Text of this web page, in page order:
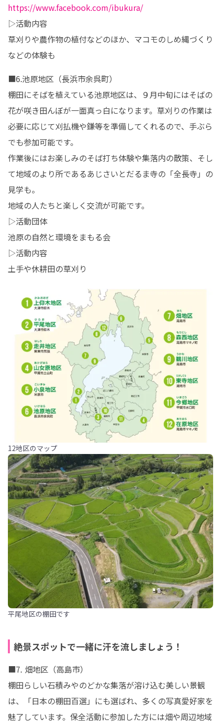
https://www.facebook.com/ibukura/
▷活動内容
草刈りや農作物の植付などのほか、マコモのしめ縄づくり
などの体験も
■6.池原地区（長浜市余呉町）
棚田にそばを植えている池原地区は、９月中旬にはそばの
花が咲き田んぼが一面真っ白になります。草刈りの作業は
必要に応じて刈払機や鎌等を準備してくれるので、手ぶら
でも参加可能です。
作業後にはお楽しみのそば打ち体験や集落内の散策、そし
て地域のより所であるあじさいとだるま寺の「全長寺」の
見学も。
地域の人たちと楽しく交流が可能です。
▷活動団体
池原の自然と環境をまもる会
▷活動内容
土手や休耕田の草刈り
12地区のマップ
平尾地区の棚田です
絶景スポットで一緒に汗を流しましょう！
■7. 畑地区（高島市）
棚田らしい石積みやのどかな集落が溶け込む美しい景観
は、「日本の棚田百選」にも選ばれ、多くの写真愛好家を
魅了しています。保全活動に参加した方には畑や周辺地域